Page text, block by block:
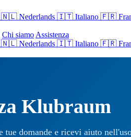
🇳🇱 Nederlands 🇮🇹 Italiano 🇫🇷
Chi siamo Assistenza
🇳🇱 Nederlands 🇮🇹 Italiano 🇫🇷
Klubraum
tue domande e ricevi aiuto